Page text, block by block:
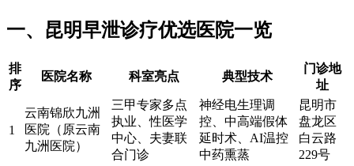
一、昆明早泄诊疗优选医院一览
排
序
医院名称 科室亮点 典型技术
门诊地
址
1
云南锦欣九洲
医院（原云南
九洲医院）
三甲专家多点
执业、性医学
中心、夫妻联
合门诊
神经电生理调
控、中高端假体
延时术、AI温控
中药熏蒸
昆明市
盘龙区
白云路
229号